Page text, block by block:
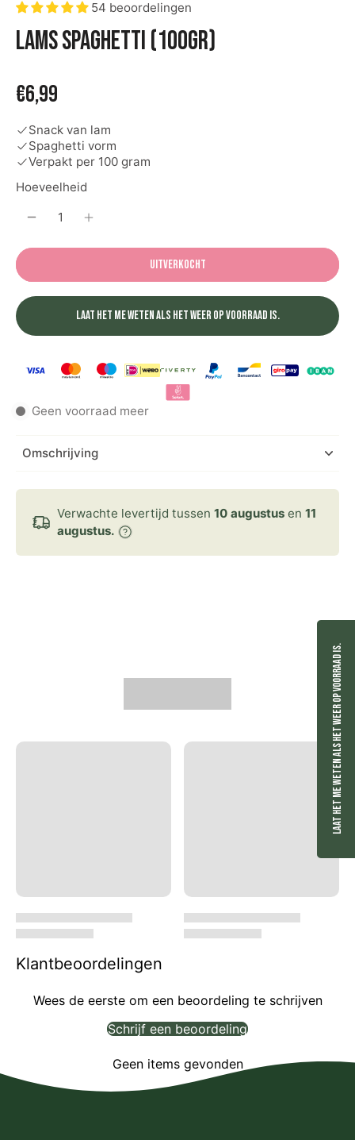
54 beoordelingen
Lams spaghetti (100gr)
€6,99
Snack van lam
Spaghetti vorm
Verpakt per 100 gram
Hoeveelheid
Uitverkocht
Laat het me weten als het weer op voorraad is.
Geen voorraad meer
Omschrijving
Verwachte levertijd tussen 10 augustus en 11
augustus.
Klantbeoordelingen
Wees de eerste om een beoordeling te schrijven
Schrijf een beoordeling
Geen items gevonden
Laat het me weten als het weer op voorraad is.